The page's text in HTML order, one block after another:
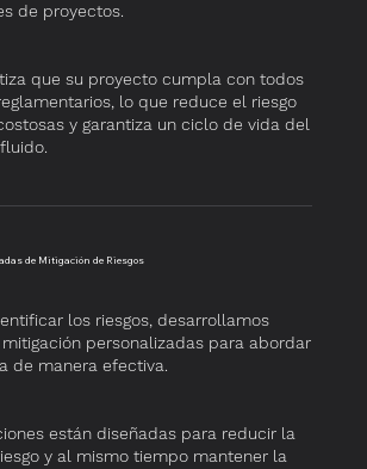
de proyectos.
que su proyecto cumpla con todos
lo que reduce el riesgo
y garantiza un ciclo de vida del
de Mitigación de Riesgos
los riesgos, desarrollamos
personalizadas para abordar
de manera efectiva.
están diseñadas para reducir la
y al mismo tiempo mantener la